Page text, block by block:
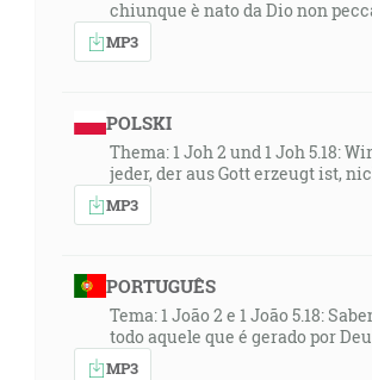
chiunque è nato da Dio non
MP3
POLSKI
Thema: 1 Joh 2 und 1 Joh 5.18:
jeder, der aus Gott erzeugt ist,
MP3
PORTUGUÊS
Tema: 1 João 2 e 1 João 5.18:
todo aquele que é gerado por
MP3